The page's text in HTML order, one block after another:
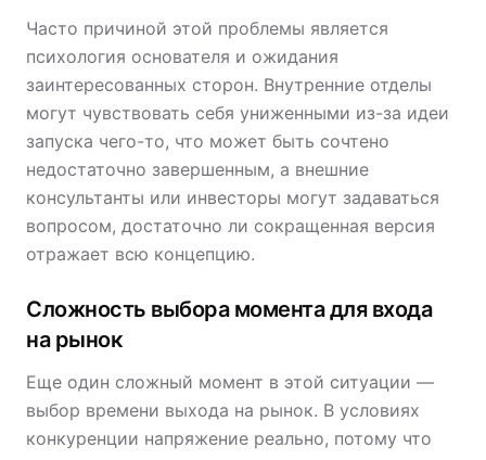
Часто причиной этой проблемы является
психология основателя и ожидания
заинтересованных сторон. Внутренние отделы
могут чувствовать себя униженными из-за идеи
запуска чего-то, что может быть сочтено
недостаточно завершенным, а внешние
консультанты или инвесторы могут задаваться
вопросом, достаточно ли сокращенная версия
отражает всю концепцию.
Сложность выбора момента для входа
на рынок
Еще один сложный момент в этой ситуации —
выбор времени выхода на рынок. В условиях
конкуренции напряжение реально, потому что